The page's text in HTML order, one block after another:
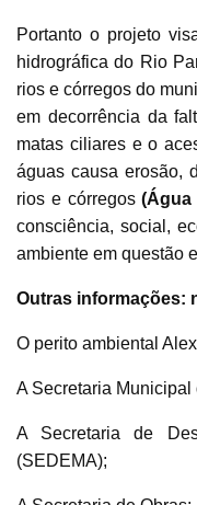
Portanto o projeto
hidrográfica do Rio
rios e córregos do
em decorrência da
matas ciliares e o
águas causa erosão,
rios e córregos(Água
consciência, social,
ambiente em questão
Outras informações:
O perito ambiental
A Secretaria
A Secretaria de
(SEDEMA);